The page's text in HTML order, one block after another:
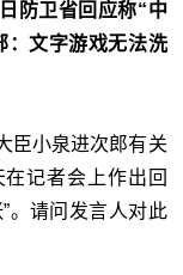
防卫省回应称“中
：文字游戏无法洗
臣小泉进次郎有关
记者会上作出回
。请问发言人对此